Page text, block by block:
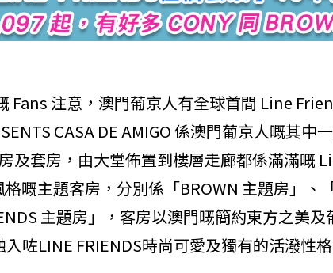
Fans 注意，澳門葡京人有全球首間 Line
CASA DE AMIGO 係澳門葡京人嘅其中
及套房，由大堂佈置到樓層走廊都係滿滿嘅
嘅主題客房，分別係「BROWN 主題房」、
主題房」，客房以澳門嘅簡約東方之美
咗LINE FRIENDS時尚可愛及獨有的活潑性